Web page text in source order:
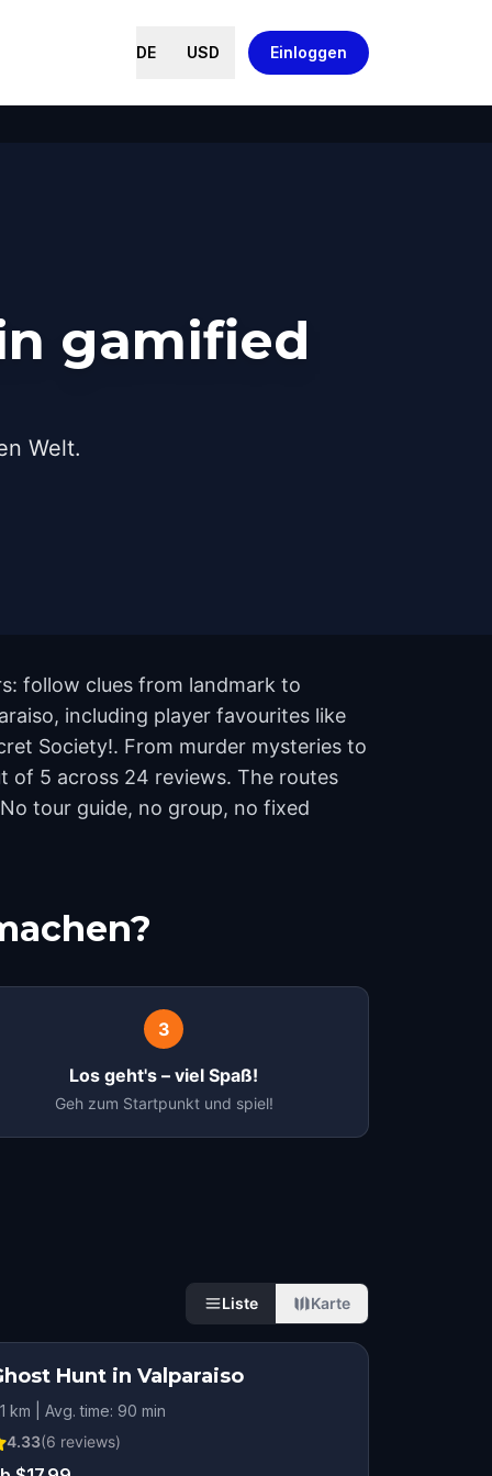
DE USD Einloggen
gamified
Welt.
follow clues from landmark to
including player favourites like
Society!. From murder mysteries to
of 5 across 24 reviews. The routes
tour guide, no group, no fixed
3
Los geht's – viel Spaß!
Geh zum Startpunkt und spiel!
Liste Karte
Hunt in Valparaiso
km | Avg. time: 90 min
4.33(6 reviews)